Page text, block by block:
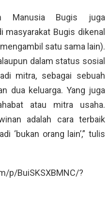
Manusia Bugis juga
masyarakat Bugis dikenal
satu sama lain).
dalam status sosial
mitra, sebagai sebuah
dua keluarga. Yang juga
atau mitra usaha.
adalah cara terbaik
‘bukan orang lain’,” tulis
p/BuiSKSXBMNC/?